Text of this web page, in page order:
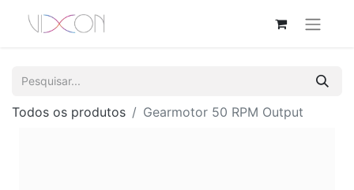
Todos os produtos Gearmotor 50 RPM Output